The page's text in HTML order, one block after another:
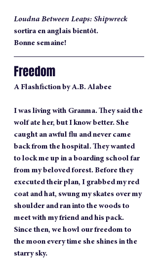
Loudna Between Leaps: Shipwreck
sortira en anglais bientôt.
Bonne semaine!
Freedom
A Flashfiction by A.B. Alabee
I was living with Granma. They said the
wolf ate her, but I know better. She
caught an awful flu and never came
back from the hospital. They wanted
to lock me up in a boarding school far
from my beloved forest. Before they
executed their plan, I grabbed my red
coat and hat, swung my skates over my
shoulder and ran into the woods to
meet with my friend and his pack.
Since then, we howl our freedom to
the moon every time she shines in the
starry sky.